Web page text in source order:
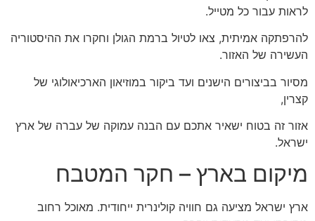
לראות עבור כל מטייל.
להרפתקה אמיתית, צאו לטיול ברמת הגולן וחקרו את ההיסטוריה
העשירה של האזור.
מסיור בביצורים הישנים ועד ביקור במוזיאון הארכיאולוגי של
קצרין,
אזור זה בטוח ישאיר אתכם עם הבנה עמוקה של עברה של ארץ
ישראל.
מיקום בארץ – חקר המטבח
ארץ ישראל מציעה גם חוויה קולינרית ייחודית. מאוכל רחוב